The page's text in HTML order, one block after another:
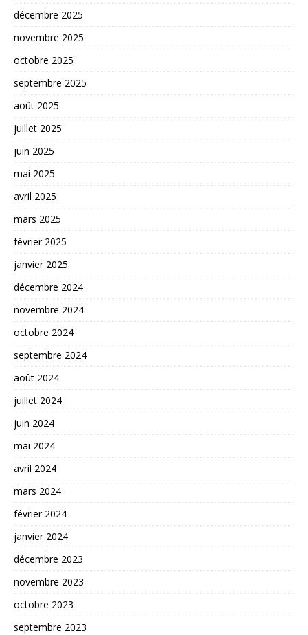
décembre 2025
novembre 2025
octobre 2025
septembre 2025
août 2025
juillet 2025
juin 2025
mai 2025
avril 2025
mars 2025
février 2025
janvier 2025
décembre 2024
novembre 2024
octobre 2024
septembre 2024
août 2024
juillet 2024
juin 2024
mai 2024
avril 2024
mars 2024
février 2024
janvier 2024
décembre 2023
novembre 2023
octobre 2023
septembre 2023